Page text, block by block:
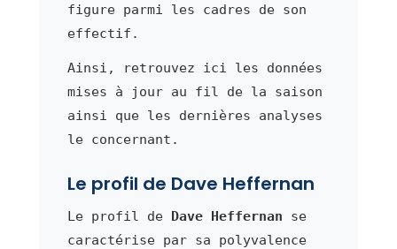
figure parmi les cadres de son
effectif.
Ainsi, retrouvez ici les données
mises à jour au fil de la saison
ainsi que les dernières analyses
le concernant.
Le profil de Dave Heffernan
Le profil de Dave Heffernan se
caractérise par sa polyvalence